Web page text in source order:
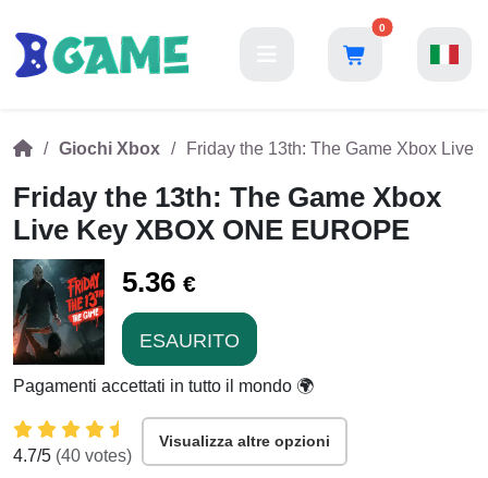
0
Giochi Xbox Friday the 13th: The Game Xbox Live
Friday the 13th: The Game Xbox
Live Key XBOX ONE EUROPE
5.36 €
ESAURITO
Pagamenti accettati in tutto il mondo 🌍
4.7/5 (40 votes)
Visualizza altre opzioni